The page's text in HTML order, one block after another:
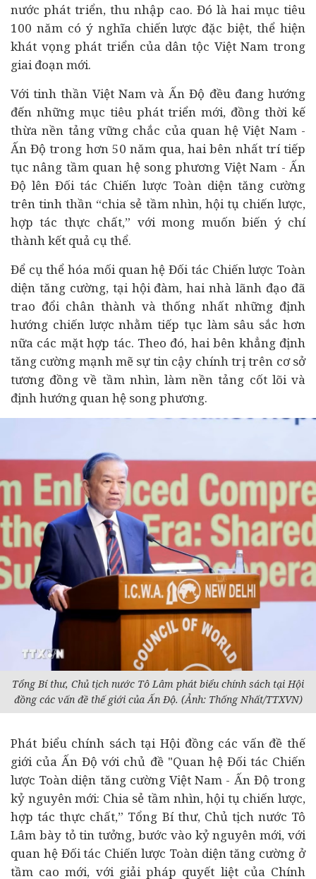
nước phát triển, thu nhập cao. Đó là hai mục tiêu
100 năm có ý nghĩa chiến lược đặc biệt, thể hiện
khát vọng phát triển của dân tộc Việt Nam trong
giai đoạn mới.
Với tinh thần Việt Nam và Ấn Độ đều đang hướng
đến những mục tiêu phát triển mới, đồng thời kế
thừa nền tảng vững chắc của quan hệ Việt Nam -
Ấn Độ trong hơn 50 năm qua, hai bên nhất trí tiếp
tục nâng tầm quan hệ song phương Việt Nam - Ấn
Độ lên Đối tác Chiến lược Toàn diện tăng cường
trên tinh thần “chia sẻ tầm nhìn, hội tụ chiến lược,
hợp tác thực chất,” với mong muốn biến ý chí
thành kết quả cụ thể.
Để cụ thể hóa mối quan hệ Đối tác Chiến lược Toàn
diện tăng cường, tại hội đàm, hai nhà lãnh đạo đã
trao đổi chân thành và thống nhất những định
hướng chiến lược nhằm tiếp tục làm sâu sắc hơn
nữa các mặt hợp tác. Theo đó, hai bên khẳng định
tăng cường mạnh mẽ sự tin cậy chính trị trên cơ sở
tương đồng về tầm nhìn, làm nền tảng cốt lõi và
định hướng quan hệ song phương.
Tổng Bí thư, Chủ tịch nước Tô Lâm phát biểu chính sách tại Hội
đồng các vấn đề thế giới của Ấn Độ. (Ảnh: Thống Nhất/TTXVN)
Phát biểu chính sách tại Hội đồng các vấn đề thế
giới của Ấn Độ với chủ đề "Quan hệ Đối tác Chiến
lược Toàn diện tăng cường Việt Nam - Ấn Độ trong
kỷ nguyên mới: Chia sẻ tầm nhìn, hội tụ chiến lược,
hợp tác thực chất,” Tổng Bí thư, Chủ tịch nước Tô
Lâm bày tỏ tin tưởng, bước vào kỷ nguyên mới, với
quan hệ Đối tác Chiến lược Toàn diện tăng cường ở
tầm cao mới, với giải pháp quyết liệt của Chính